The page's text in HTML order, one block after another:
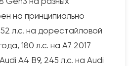
на принципиально
л.с. на дорестайловой
180 л.с. на A7 2017
A4 B9, 245 л.с. на Audi